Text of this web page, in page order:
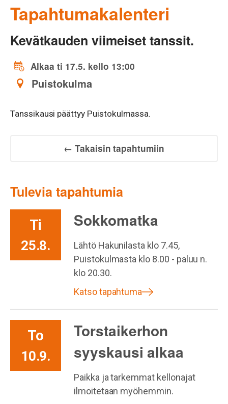
Tapahtumakalenteri
Kevätkauden viimeiset tanssit.
Alkaa ti 17.5. kello 13:00
Puistokulma
Tanssikausi päättyy Puistokulmassa.
← Takaisin tapahtumiin
Tulevia tapahtumia
Ti
25.8.
Sokkomatka
Lähtö Hakunilasta klo 7.45,
Puistokulmasta klo 8.00 - paluu n.
klo 20.30.
Katso tapahtuma
To
10.9.
Torstaikerhon
syyskausi alkaa
Paikka ja tarkemmat kellonajat
ilmoitetaan myöhemmin.